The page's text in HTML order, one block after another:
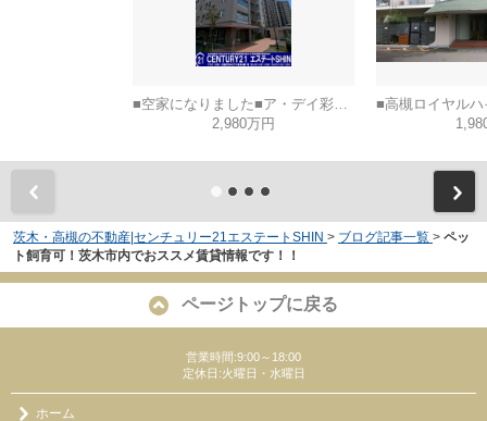
2,980万円
茨木・高槻の不動産|センチュリー21エステートSHIN > ブログ記事一覧 > ペッ
ト飼育可！茨木市内でおススメ賃貸情報です！！
ページトップに戻る
営業時間:9:00～18:00
定休日:火曜日・水曜日
ホーム